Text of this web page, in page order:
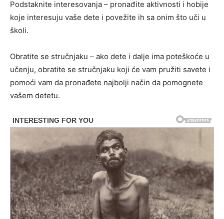
Podstaknite interesovanja – pronađite aktivnosti i hobije
koje interesuju vaše dete i povežite ih sa onim što uči u
školi.
Obratite se stručnjaku – ako dete i dalje ima poteškoće u
učenju, obratite se stručnjaku koji će vam pružiti savete i
pomoći vam da pronađete najbolji način da pomognete
vašem detetu.